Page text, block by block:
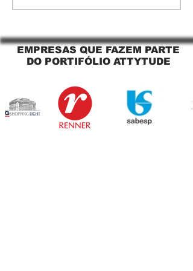
O Segredo para uma
EMPRESAS QUE FAZEM PARTE
DO PORTIFÓLIO ATTYTUDE